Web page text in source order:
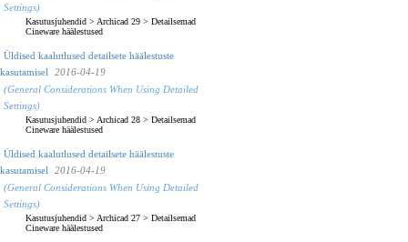
Settings)
Kasutusjuhendid > Archicad 29 > Detailsemad
Cineware häälestused
Üldised kaalutlused detailsete häälestuste
kasutamisel
2016-04-19
(General Considerations When Using Detailed
Settings)
Kasutusjuhendid > Archicad 28 > Detailsemad
Cineware häälestused
Üldised kaalutlused detailsete häälestuste
kasutamisel
2016-04-19
(General Considerations When Using Detailed
Settings)
Kasutusjuhendid > Archicad 27 > Detailsemad
Cineware häälestused